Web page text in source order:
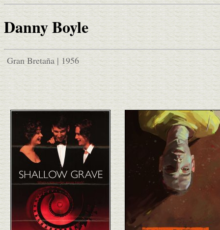
Danny Boyle
Gran Bretaña | 1956